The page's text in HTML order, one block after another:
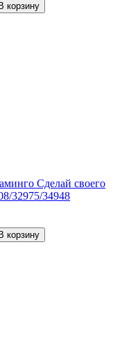
В корзину
Сделай своего
32975/34948
В корзину